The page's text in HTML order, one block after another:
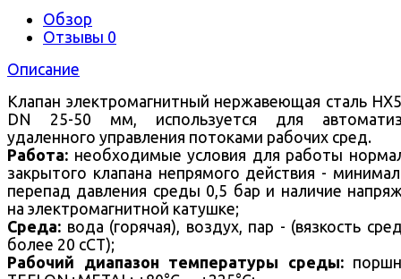
Обзор
Отзывы 0
Описание
Клапан электромагнитный нержавеющая сталь
DN 25-50 мм, используется для
удаленного управления потоками рабочих сред.
Работа: необходимые условия для работы
закрытого клапана непрямого действия -
перепад давления среды 0,5 бар и наличие
на электромагнитной катушке;
Среда: вода (горячая), воздух, пар - (вязкость
более 20 cCT);
Рабочий диапазон температуры среды: